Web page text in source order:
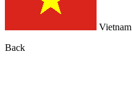
Vietnam
Back